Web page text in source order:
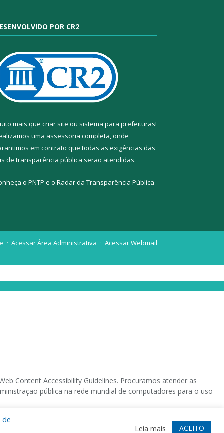
POR CR2
mais que criar site ou sistema para prefeituras!
uma assessoria completa, onde
em contrato que todas as exigências das
de transparência pública serão atendidas.
o PNTP e o Radar da Transparência Pública
Acessar Área Administrativa Acessar Webmail
de
Leia mais ACEITO
Content Accessibility Guidelines. Procuramos atender as
pública na rede mundial de computadores para o uso
operacional destinado deficientes visuais.